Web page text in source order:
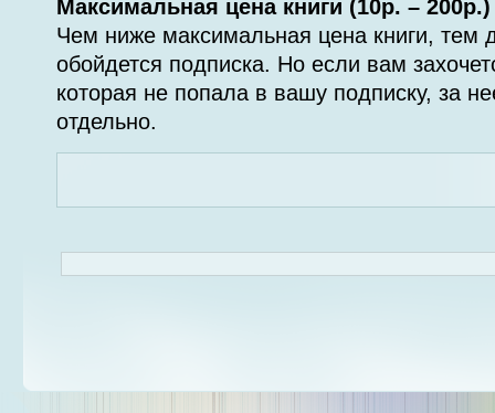
Максимальная цена книги (10р. – 200р.)
Чем ниже максимальная цена книги, тем
обойдется подписка. Но если вам
которая не попала в вашу подписку, за
отдельно.